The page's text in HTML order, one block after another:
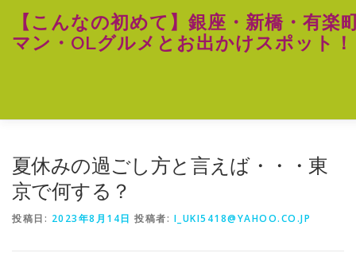
キ
【こんなの初めて】銀座・新橋・有楽
マン・OLグルメとお出かけスポット！
夏休みの過ごし方と言えば・・・東
京で何する？
投稿日: 2023年8月14日 投稿者: I_UKI5418@YAHOO.CO.JP